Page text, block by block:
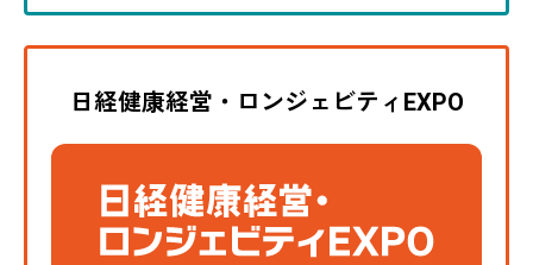
日経健康経営・ロンジェビティEXPO